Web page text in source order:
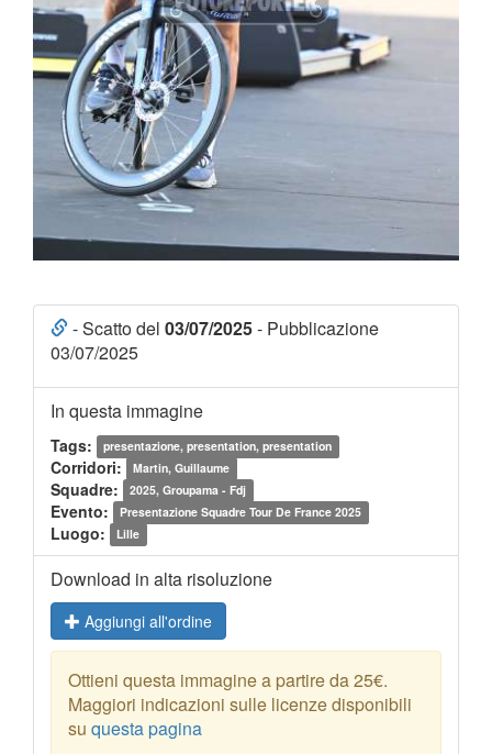
- Scatto del 03/07/2025- Pubblicazione
03/07/2025
In questa immagine
Tags: presentazione, presentation, presentation
Corridori: Martin, Guillaume
Squadre: 2025, Groupama - Fdj
Evento: Presentazione Squadre Tour De France 2025
Luogo: Lille
Download in alta risoluzione
Aggiungi all'ordine
Ottieni questa immagine a partire da 25€.
Maggiori indicazioni sulle licenze disponibili
su questa pagina